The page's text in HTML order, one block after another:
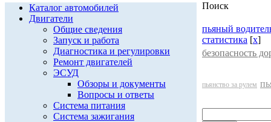
Каталог автомобилей
Двигатели
Общие сведения
Запуск и работа
Диагностика и регулировки
Ремонт двигателей
ЭСУД
Обзоры и документы
Вопросы и ответы
Система питания
Система зажигания
Поиск
пьяный
статистика [x]
безопасность
пьянство за рулем